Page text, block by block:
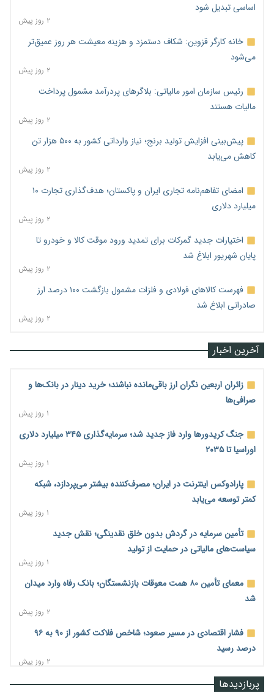
اساسی تبدیل شود
۲ روز پیش
خانه کارگر قزوین: شکاف دستمزد و هزینه معیشت هر روز عمیق‌تر
می‌شود
۲ روز پیش
رئیس سازمان امور مالیاتی: بلاگرهای پردرآمد مشمول پرداخت
مالیات هستند
۲ روز پیش
پیش‌بینی افزایش تولید برنج؛ نیاز وارداتی کشور به ۵۰۰ هزار تن
کاهش می‌یابد
۲ روز پیش
امضای تفاهم‌نامه تجاری ایران و پاکستان؛ هدف‌گذاری تجارت ۱۰
میلیارد دلاری
۲ روز پیش
اختیارات جدید گمرکات برای تمدید ورود موقت کالا و خودرو تا
پایان شهریور ابلاغ شد
۲ روز پیش
فهرست کالاهای فولادی و فلزات مشمول بازگشت ۱۰۰ درصد ارز
صادراتی ابلاغ شد
۲ روز پیش
آخرین اخبار
زائران اربعین نگران ارز باقی‌مانده نباشند؛ خرید دینار در بانک‌ها و
صرافی‌ها
۱ روز پیش
جنگ کریدورها وارد فاز جدید شد؛ سرمایه‌گذاری ۳۴۵ میلیارد دلاری
اوراسیا تا ۲۰۳۵
۱ روز پیش
پارادوکس اینترنت در ایران؛ مصرف‌کننده بیشتر می‌پردازد، شبکه
کمتر توسعه می‌یابد
۱ روز پیش
تأمین سرمایه در گردش بدون خلق نقدینگی؛ نقش جدید
سیاست‌های مالیاتی در حمایت از تولید
۱ روز پیش
معمای تأمین ۸۰ همت معوقات بازنشستگان؛ بانک رفاه وارد میدان
شد
۲ روز پیش
فشار اقتصادی در مسیر صعود؛ شاخص فلاکت کشور از ۹۰ به ۹۶
درصد رسید
۲ روز پیش
رشد ۷۵ هزار میلیاردی بازار خرید اعتباری؛ فین‌تک‌ها وارد میدان پربازدیدها